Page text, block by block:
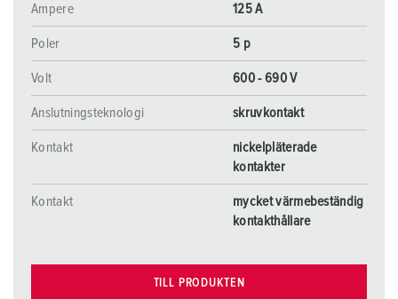
Ampere 125 A
Poler 5 p
Volt 600 - 690 V
Anslutningsteknologi skruvkontakt
Kontakt
nickelpläterade
kontakter
Kontakt
mycket värmebeständig
kontakthållare
TILL PRODUKTEN